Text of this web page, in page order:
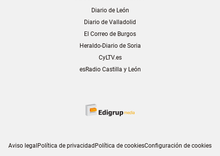
Diario de León
Diario de Valladolid
El Correo de Burgos
Heraldo-Diario de Soria
CyLTV.es
esRadio Castilla y León
Aviso legalPolítica de privacidadPolítica de cookiesConfiguración de cookies